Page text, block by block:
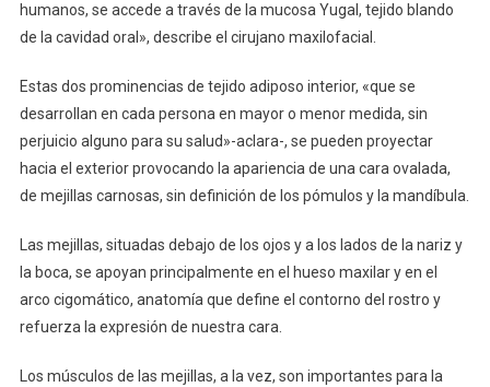
humanos, se accede a través de la mucosa Yugal, tejido blando
de la cavidad oral», describe el cirujano maxilofacial.
Estas dos prominencias de tejido adiposo interior, «que se
desarrollan en cada persona en mayor o menor medida, sin
perjuicio alguno para su salud»-aclara-, se pueden proyectar
hacia el exterior provocando la apariencia de una cara ovalada,
de mejillas carnosas, sin definición de los pómulos y la mandíbula.
Las mejillas, situadas debajo de los ojos y a los lados de la nariz y
la boca, se apoyan principalmente en el hueso maxilar y en el
arco cigomático, anatomía que define el contorno del rostro y
refuerza la expresión de nuestra cara.
Los músculos de las mejillas, a la vez, son importantes para la